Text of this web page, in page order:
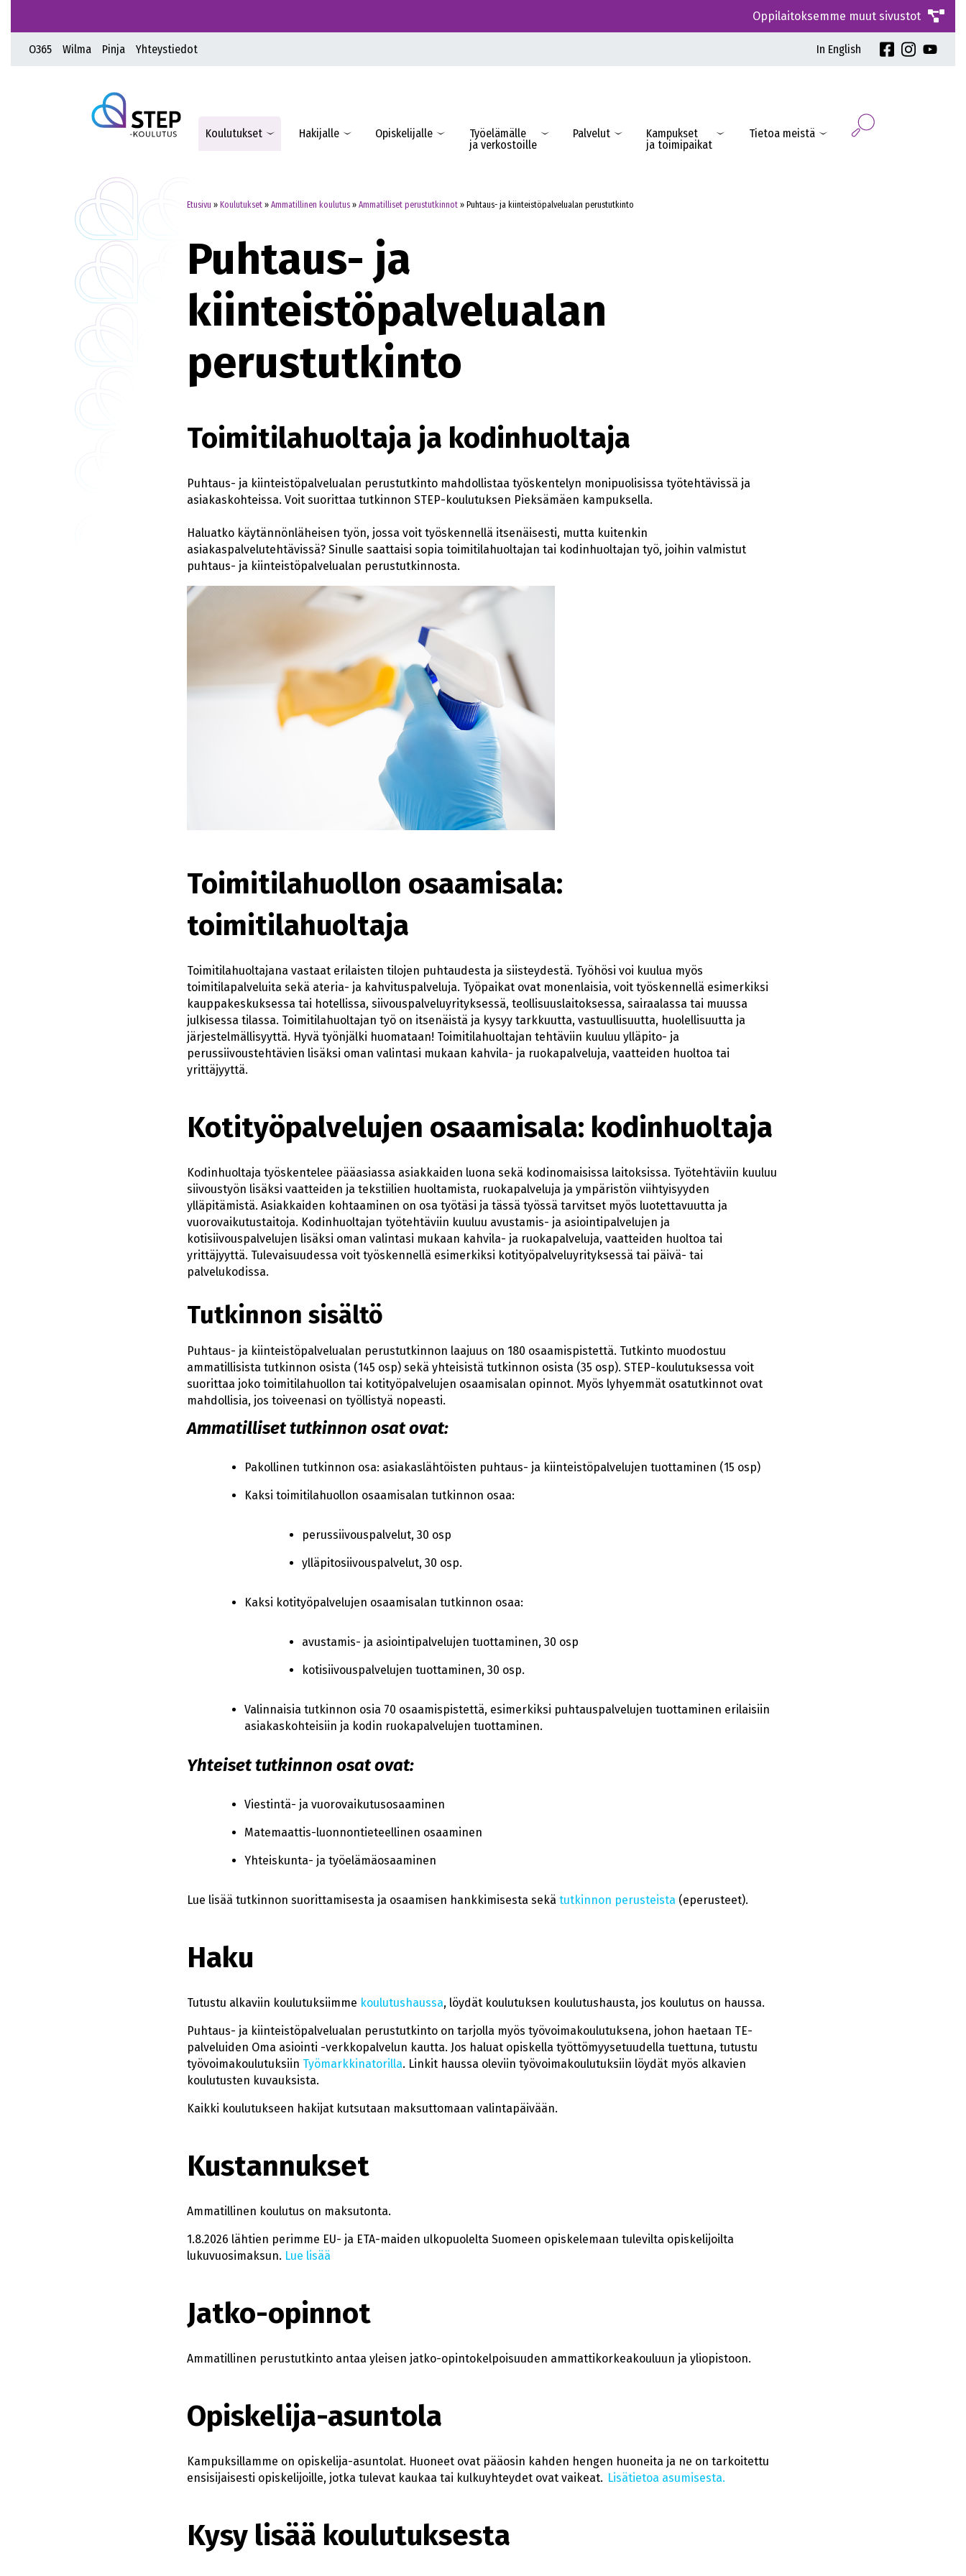
Oppilaitoksemme muut sivustot
O365 Wilma Pinja Yhteystiedot In English
Koulutukset Hakijalle Opiskelijalle
Työelämälle
ja verkostoille
Palvelut
Kampukset
ja toimipaikat
Tietoa meistä
Etusivu » Koulutukset» Ammatillinen koulutus» Ammatilliset perustutkinnot» Puhtaus- ja kiinteistöpalvelualan perustutkinto
Puhtaus- ja
kiinteistöpalvelualan
perustutkinto
Toimitilahuoltaja ja kodinhuoltaja
Puhtaus- ja kiinteistöpalvelualan perustutkinto mahdollistaa työskentelyn monipuolisissa työtehtävissä ja
asiakaskohteissa. Voit suorittaa tutkinnon STEP-koulutuksen Pieksämäen kampuksella.
Haluatko käytännönläheisen työn, jossa voit työskennellä itsenäisesti, mutta kuitenkin
asiakaspalvelutehtävissä? Sinulle saattaisi sopia toimitilahuoltajan tai kodinhuoltajan työ, joihin valmistut
puhtaus- ja kiinteistöpalvelualan perustutkinnosta.
Toimitilahuollon osaamisala:
toimitilahuoltaja
Toimitilahuoltajana vastaat erilaisten tilojen puhtaudesta ja siisteydestä. Työhösi voi kuulua myös
toimitilapalveluita sekä ateria- ja kahvituspalveluja. Työpaikat ovat monenlaisia, voit työskennellä esimerkiksi
kauppakeskuksessa tai hotellissa, siivouspalveluyrityksessä, teollisuuslaitoksessa, sairaalassa tai muussa
julkisessa tilassa. Toimitilahuoltajan työ on itsenäistä ja kysyy tarkkuutta, vastuullisuutta, huolellisuutta ja
järjestelmällisyyttä. Hyvä työnjälki huomataan! Toimitilahuoltajan tehtäviin kuuluu ylläpito- ja
perussiivoustehtävien lisäksi oman valintasi mukaan kahvila- ja ruokapalveluja, vaatteiden huoltoa tai
yrittäjyyttä.
Kotityöpalvelujen osaamisala: kodinhuoltaja
Kodinhuoltaja työskentelee pääasiassa asiakkaiden luona sekä kodinomaisissa laitoksissa. Työtehtäviin kuuluu
siivoustyön lisäksi vaatteiden ja tekstiilien huoltamista, ruokapalveluja ja ympäristön viihtyisyyden
ylläpitämistä. Asiakkaiden kohtaaminen on osa työtäsi ja tässä työssä tarvitset myös luotettavuutta ja
vuorovaikutustaitoja. Kodinhuoltajan työtehtäviin kuuluu avustamis- ja asiointipalvelujen ja
kotisiivouspalvelujen lisäksi oman valintasi mukaan kahvila- ja ruokapalveluja, vaatteiden huoltoa tai
yrittäjyyttä. Tulevaisuudessa voit työskennellä esimerkiksi kotityöpalveluyrityksessä tai päivä- tai
palvelukodissa.
Tutkinnon sisältö
Puhtaus- ja kiinteistöpalvelualan perustutkinnon laajuus on 180 osaamispistettä. Tutkinto muodostuu
ammatillisista tutkinnon osista (145 osp) sekä yhteisistä tutkinnon osista (35 osp). STEP-koulutuksessa voit
suorittaa joko toimitilahuollon tai kotityöpalvelujen osaamisalan opinnot. Myös lyhyemmät osatutkinnot ovat
mahdollisia, jos toiveenasi on työllistyä nopeasti.
Ammatilliset tutkinnon osat ovat:
Pakollinen tutkinnon osa: asiakaslähtöisten puhtaus- ja kiinteistöpalvelujen tuottaminen (15 osp)
Kaksi toimitilahuollon osaamisalan tutkinnon osaa:
perussiivouspalvelut, 30 osp
ylläpitosiivouspalvelut, 30 osp.
Kaksi kotityöpalvelujen osaamisalan tutkinnon osaa:
avustamis- ja asiointipalvelujen tuottaminen, 30 osp
kotisiivouspalvelujen tuottaminen, 30 osp.
Valinnaisia tutkinnon osia 70 osaamispistettä, esimerkiksi puhtauspalvelujen tuottaminen erilaisiin
asiakaskohteisiin ja kodin ruokapalvelujen tuottaminen.
Yhteiset tutkinnon osat ovat:
Viestintä- ja vuorovaikutusosaaminen
Matemaattis-luonnontieteellinen osaaminen
Yhteiskunta- ja työelämäosaaminen
Lue lisää tutkinnon suorittamisesta ja osaamisen hankkimisesta sekä tutkinnon perusteista(eperusteet).
Haku
Tutustu alkaviin koulutuksiimme koulutushaussa, löydät koulutuksen koulutushausta, jos koulutus on haussa.
Puhtaus- ja kiinteistöpalvelualan perustutkinto on tarjolla myös työvoimakoulutuksena, johon haetaan TE-
palveluiden Oma asiointi -verkkopalvelun kautta. Jos haluat opiskella työttömyysetuudella tuettuna, tutustu
työvoimakoulutuksiin Työmarkkinatorilla. Linkit haussa oleviin työvoimakoulutuksiin löydät myös alkavien
koulutusten kuvauksista.
Kaikki koulutukseen hakijat kutsutaan maksuttomaan valintapäivään.
Kustannukset
Ammatillinen koulutus on maksutonta.
1.8.2026 lähtien perimme EU- ja ETA-maiden ulkopuolelta Suomeen opiskelemaan tulevilta opiskelijoilta
lukuvuosimaksun. Lue lisää
Jatko-opinnot
Ammatillinen perustutkinto antaa yleisen jatko-opintokelpoisuuden ammattikorkeakouluun ja yliopistoon.
Opiskelija-asuntola
Kampuksillamme on opiskelija-asuntolat. Huoneet ovat pääosin kahden hengen huoneita ja ne on tarkoitettu
ensisijaisesti opiskelijoille, jotka tulevat kaukaa tai kulkuyhteydet ovat vaikeat. Lisätietoa asumisesta.
Kysy lisää koulutuksesta